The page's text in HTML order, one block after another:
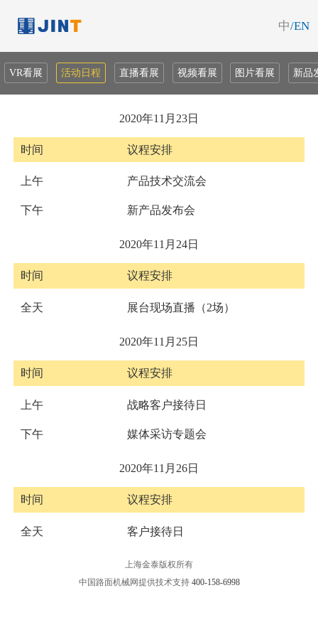
中/EN
VR看展 活动日程 直播看展 视频看展 图片看展 新品
2020年11月23日
时间 议程安排
上午 产品技术交流会
下午 新产品发布会
2020年11月24日
时间 议程安排
全天 展台现场直播（2场）
2020年11月25日
时间 议程安排
上午 战略客户接待日
下午 媒体采访专题会
2020年11月26日
时间 议程安排
全天 客户接待日
上海金泰版权所有
中国路面机械网提供技术支持 400-158-6998